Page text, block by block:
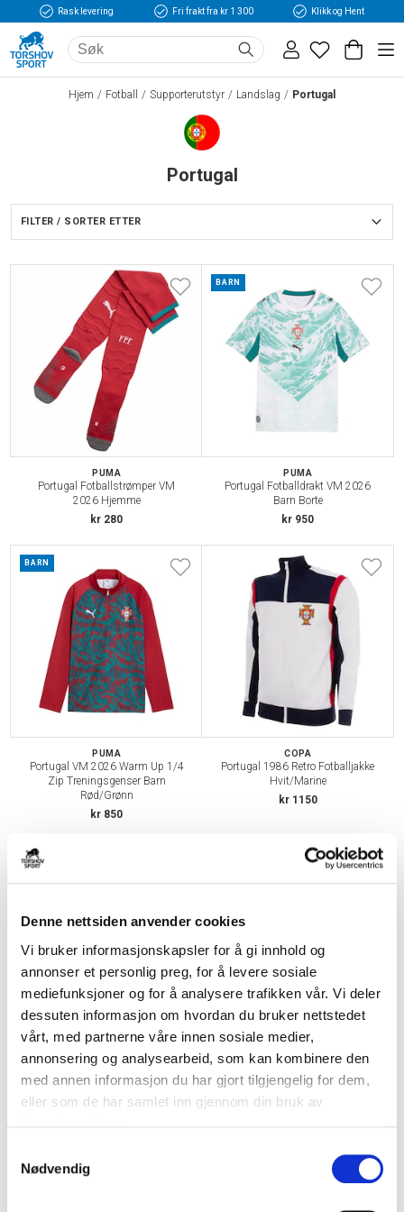
Denne nettsiden anvender cookies
Vi bruker informasjonskapsler for å gi innhold og
annonser et personlig preg, for å levere sosiale
mediefunksjoner og for å analysere trafikken vår. Vi deler
dessuten informasjon om hvordan du bruker nettstedet
vårt, med partnerne våre innen sosiale medier,
annonsering og analysearbeid, som kan kombinere den
med annen informasjon du har gjort tilgjengelig for dem,
eller som de har samlet inn gjennom din bruk av
Nødvendig
Rask levering Fri frakt fra kr 1 300 Klikk og Hent
Hjem Fotball Supporterutstyr Landslag Portugal
Portugal
FILTER / SORTER ETTER
PUMA
Portugal Fotballstrømper VM
2026 Hjemme
kr 280
BARN
PUMA
Portugal Fotballdrakt VM 2026
Barn Borte
kr 950
BARN
PUMA
Portugal VM 2026 Warm Up 1/4
Zip Treningsgenser Barn
Rød/Grønn
kr 850
COPA
Portugal 1986 Retro Fotballjakke
Hvit/Marine
kr 1150
Portugal 1986 Retro Fotballdrakt
Borte
kr 900
Portugal 1995 Retro Fotballdrakt
Hjemme
kr 900